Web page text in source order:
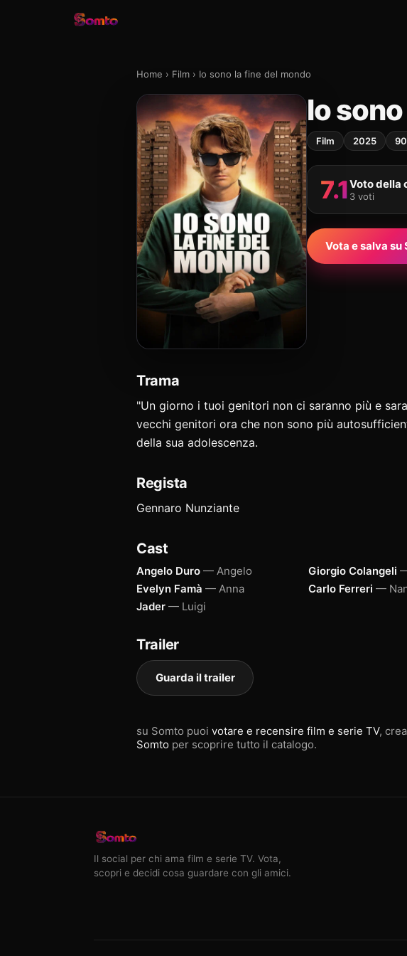
Home › Film › Io sono la fine del mondo
Io
Film 2025
7.1Voto della
3 voti
Vota e salva su
Trama
"Un giorno i tuoi genitori non ci saranno più e
vecchi genitori ora che non sono più
della sua adolescenza.
Regista
Gennaro Nunziante
Cast
Angelo Duro — Angelo Giorgio Colangeli
Evelyn Famà — Anna Carlo Ferreri —
Jader — Luigi
Trailer
Guarda il trailer
su Somto puoi votare e recensire film e serie TV,
Somto per scoprire tutto il catalogo.
Il social per chi ama film e serie TV. Vota,
scopri e decidi cosa guardare con gli amici.